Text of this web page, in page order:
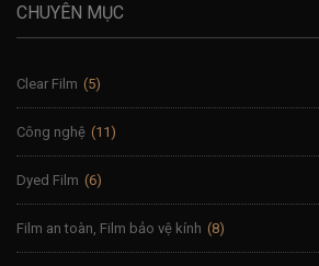
CHUYÊN MỤC
Clear Film (5)
Công nghệ (11)
Dyed Film (6)
Film an toàn, Film bảo vệ kính (8)